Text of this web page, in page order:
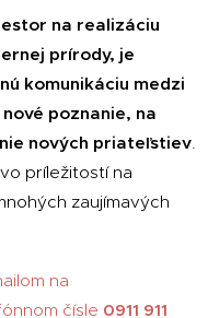
na realizáciu
prírody, je
komunikáciu medzi
poznanie, na
nových priateľstiev.
príležitostí na
zaujímavých
na
čísle 0911 911